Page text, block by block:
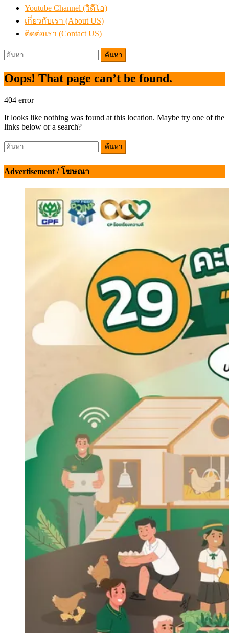
Youtube Channel (วิดีโอ)
เกี่ยวกับเรา (About US)
ติดต่อเรา (Contact US)
ค้นหา
Oops! That page can’t be found.
404 error
It looks like nothing was found at this location. Maybe try one of the
links below or a search?
ค้นหา
Advertisement / โฆษณา